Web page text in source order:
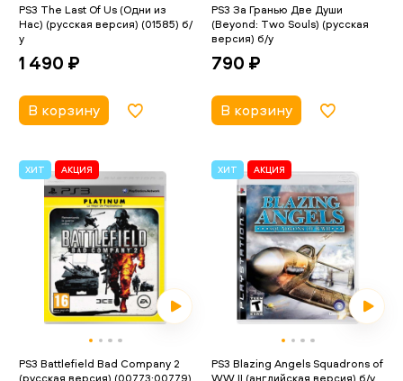
PS3 The Last Of Us (Одни из
Нас) (русская версия) (01585) б/
у
1 490 ₽
В корзину
PS3 За Гранью Две Души
(Beyond: Two Souls) (русская
версия) б/у
790 ₽
В корзину
ХИТ АКЦИЯ
PS3 Battlefield Bad Company 2
(русская версия) (00773;00779)
ХИТ АКЦИЯ
PS3 Blazing Angels Squadrons of
WW II (английская версия) б/у